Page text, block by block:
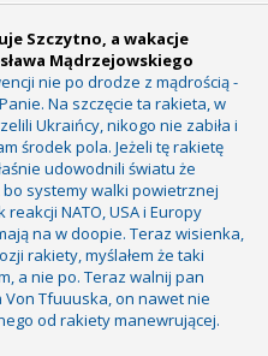
Szczytno, a wakacje
Mądrzejowskiego
nie po drodze z mądrością -
Na szczęcie ta rakieta, w
Ukraińcy, nikogo nie zabiła i
środek pola. Jeżeli tę rakietę
udowodnili światu że
systemy walki powietrznej
NATO, USA i Europy
na w doopie. Teraz wisienka,
rakiety, myślałem że taki
a nie po. Teraz walnij pan
Tfuuuska, on nawet nie
od rakiety manewrującej.